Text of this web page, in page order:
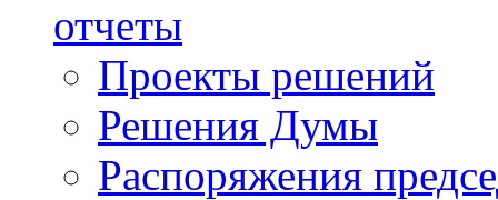
отчеты
Проекты решений
Решения Думы
Распоряжения